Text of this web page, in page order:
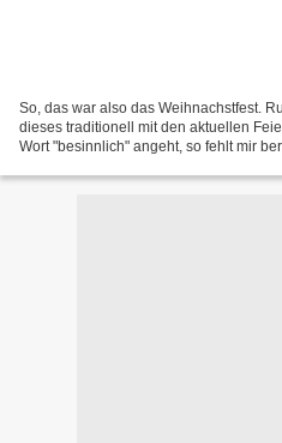
So, das war also das Weihnachstfest.
dieses traditionell mit den aktuellen
Wort "besinnlich" angeht, so fehlt mir